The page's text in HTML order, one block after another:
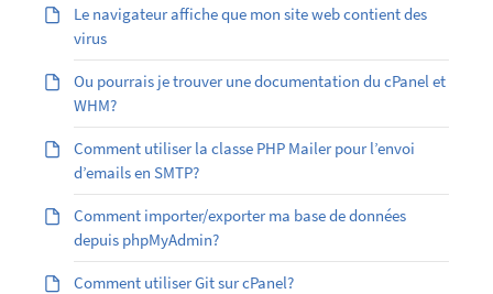
Le navigateur affiche que mon site web contient des
virus
Ou pourrais je trouver une documentation du cPanel et
WHM?
Comment utiliser la classe PHP Mailer pour l’envoi
d’emails en SMTP?
Comment importer/exporter ma base de données
depuis phpMyAdmin?
Comment utiliser Git sur cPanel?